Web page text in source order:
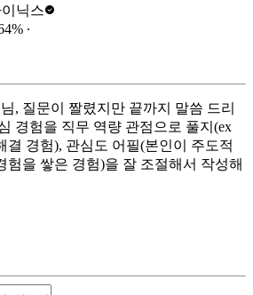
닉스
% ∙
, 질문이 짤렸지만 끝까지 말씀 드리
경험을 직무 역량 관점으로 풀지(ex
결 경험), 관심도 어필(본인이 주도적
험을 쌓은 경험)을 잘 조절해서 작성해